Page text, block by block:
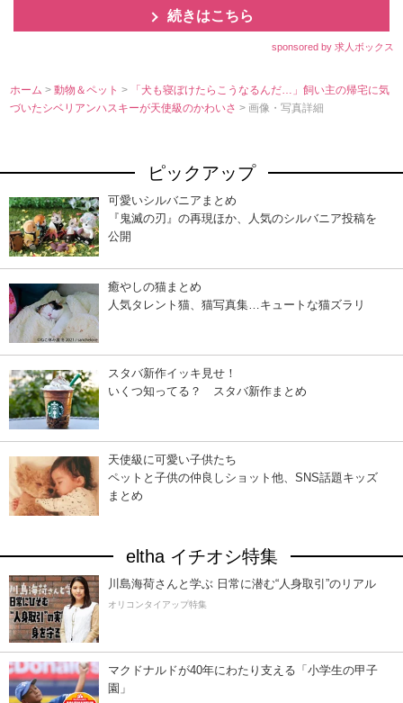
続きはこちら
sponsored by 求人ボックス
ホーム >動物＆ペット>
「犬も寝ぼけたらこうなるんだ…」飼い主の帰宅に気
づいたシベリアンハスキーが天使級のかわいさ> 画像・写真詳細
ピックアップ
可愛いシルバニアまとめ
『鬼滅の刃』の再現ほか、人気のシルバニア投稿を
公開
癒やしの猫まとめ
人気タレント猫、猫写真集…キュートな猫ズラリ
スタバ新作イッキ見せ！
いくつ知ってる？ スタバ新作まとめ
天使級に可愛い子供たち
ペットと子供の仲良しショット他、SNS話題キッズ
まとめ
eltha イチオシ特集
川島海荷さんと学ぶ 日常に潜む“人身取引”のリアル
オリコンタイアップ特集
マクドナルドが40年にわたり支える「小学生の甲子
園」